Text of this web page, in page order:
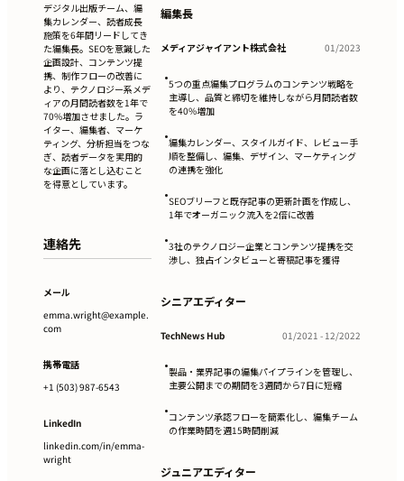
デジタル出版チーム、編
集カレンダー、読者成長
施策を6年間リードしてき
た編集長。SEOを意識した
企画設計、コンテンツ提
携、制作フローの改善に
より、テクノロジー系メデ
ィアの月間読者数を1年で
70%増加させました。ラ
イター、編集者、マーケ
ティング、分析担当をつな
ぎ、読者データを実用的
な企画に落とし込むこと
を得意としています。
連絡先
メール
emma.wright@example.
com
携帯電話
+1 (503) 987-6543
LinkedIn
linkedin.com/in/emma-
wright
編集長
メディアジャイアント株式会社 01/2023
•5つの重点編集プログラムのコンテンツ戦略を
主導し、品質と締切を維持しながら月間読者数
を40%増加
•編集カレンダー、スタイルガイド、レビュー手
順を整備し、編集、デザイン、マーケティング
の連携を強化
•SEOブリーフと既存記事の更新計画を作成し、
1年でオーガニック流入を2倍に改善
•3社のテクノロジー企業とコンテンツ提携を交
渉し、独占インタビューと寄稿記事を獲得
シニアエディター
TechNews Hub 01/2021 - 12/2022
•製品・業界記事の編集パイプラインを管理し、
主要公開までの期間を3週間から7日に短縮
•コンテンツ承認フローを簡素化し、編集チーム
の作業時間を週15時間削減
ジュニアエディター